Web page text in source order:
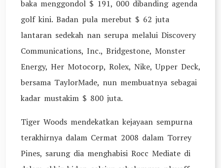
baka menggondol $ 191, 000 dibanding agenda
golf kini. Badan pula merebut $ 62 juta
lantaran sedekah nan serupa melalui Discovery
Communications, Inc., Bridgestone, Monster
Energy, Her Motocorp, Rolex, Nike, Upper Deck,
bersama TaylorMade, nun membuatnya sebagai
kadar mustakim $ 800 juta.
Tiger Woods mendekatkan kejayaan sempurna
terakhirnya dalam Cermat 2008 dalam Torrey
Pines, sarung dia menghabisi Rocc Mediate di